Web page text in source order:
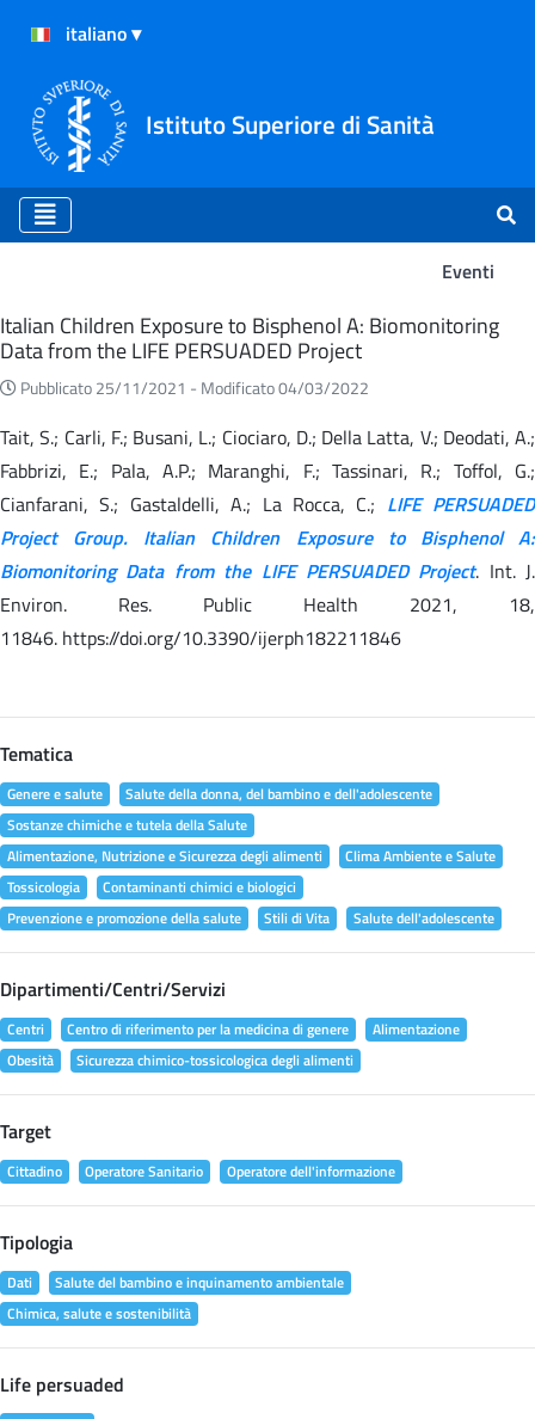
Istituto Superiore di Sanità
Eventi
Eventi
Italian Children Exposure to Bisphenol A: Biomonitoring
Data from the LIFE PERSUADED Project
Pubblicato 25/11/2021 - Modificato 04/03/2022
Tait, S.; Carli, F.; Busani, L.; Ciociaro, D.; Della Latta, V.; Deodati, A.;
Fabbrizi, E.; Pala, A.P.; Maranghi, F.; Tassinari, R.; Toffol, G.;
Cianfarani, S.; Gastaldelli, A.; La Rocca, C.; LIFE PERSUADED
Project Group. Italian Children Exposure to Bisphenol A:
Biomonitoring Data from the LIFE PERSUADED Project. Int. J.
Environ. Res. Public Health 2021, 18,
11846. https://doi.org/10.3390/ijerph182211846
Tematica
Genere e salute
Salute della donna, del bambino e dell'adolescente
Sostanze chimiche e tutela della Salute
Alimentazione, Nutrizione e Sicurezza degli alimenti
Clima Ambiente e Salute
Tossicologia
Contaminanti chimici e biologici
Prevenzione e promozione della salute
Stili di Vita Salute dell'adolescente
Dipartimenti/Centri/Servizi
Centri Centro di riferimento per la medicina di genere
Alimentazione
Obesità
Sicurezza chimico-tossicologica degli alimenti
Target
Cittadino Operatore Sanitario Operatore dell'informazione
Tipologia
Dati
Salute del bambino e inquinamento ambientale
Chimica, salute e sostenibilità
Life persuaded